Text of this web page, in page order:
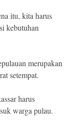
itu, kita harus
kebutuhan
merupakan
setempat.
harus
warga pulau.